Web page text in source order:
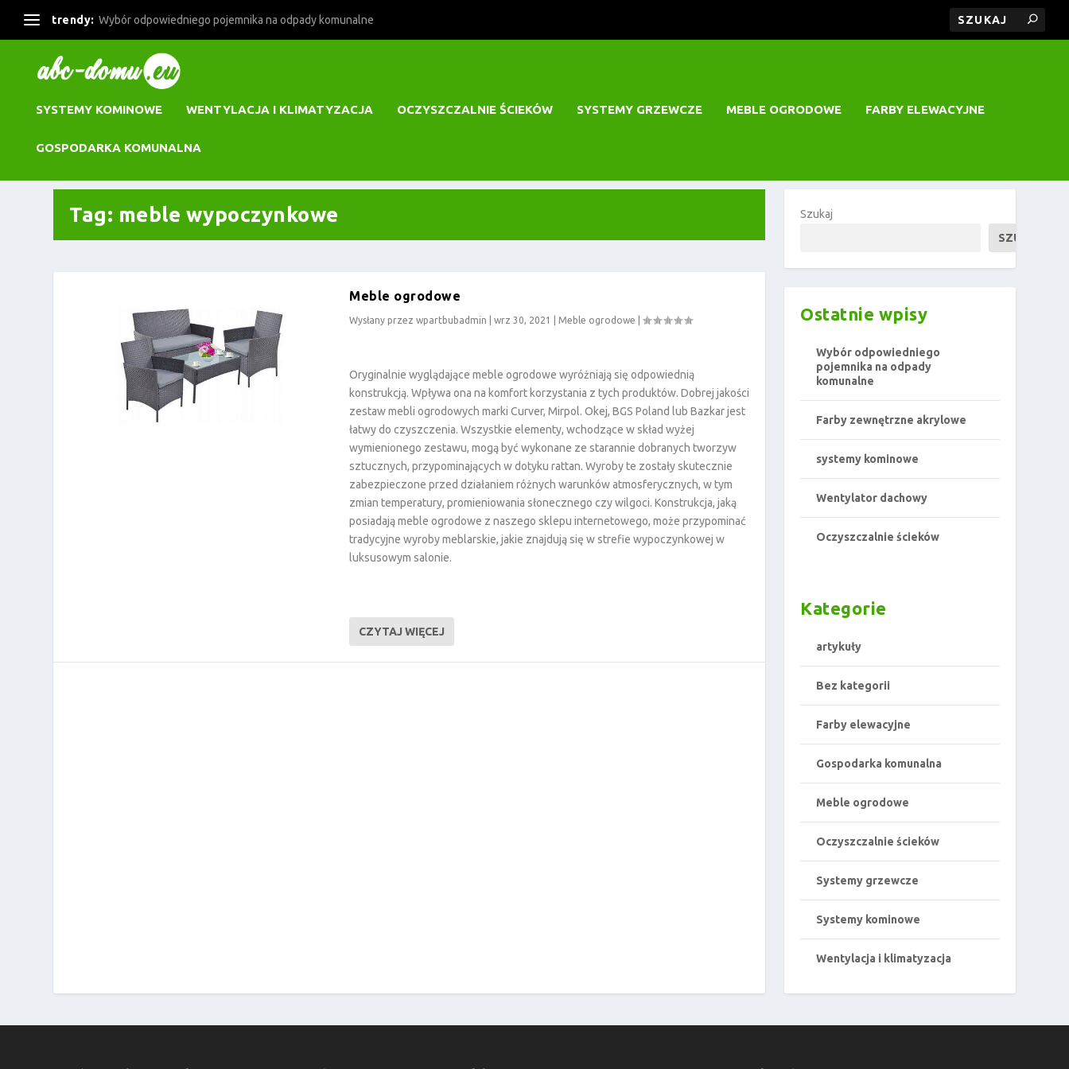
trendy: Wybór odpowiedniego pojemnika na odpady komunalne
SYSTEMY KOMINOWE WENTYLACJA I KLIMATYZACJA OCZYSZCZALNIE ŚCIEKÓW SYSTEMY GRZEWCZE MEBLE OGRODOWE FARBY ELEWACYJNE
GOSPODARKA KOMUNALNA
Tag: meble wypoczynkowe
Meble ogrodowe
Wysłany przezwpartbubadmin |wrz 30, 2021 Meble ogrodowe |
Oryginalnie wyglądające meble ogrodowe wyróżniają się odpowiednią
konstrukcją. Wpływa ona na komfort korzystania z tych produktów. Dobrej jakości
zestaw mebli ogrodowych marki Curver, Mirpol. Okej, BGS Poland lub Bazkar jest
łatwy do czyszczenia. Wszystkie elementy, wchodzące w skład wyżej
wymienionego zestawu, mogą być wykonane ze starannie dobranych tworzyw
sztucznych, przypominających w dotyku rattan. Wyroby te zostały skutecznie
zabezpieczone przed działaniem różnych warunków atmosferycznych, w tym
zmian temperatury, promieniowania słonecznego czy wilgoci. Konstrukcja, jaką
posiadają meble ogrodowe z naszego sklepu internetowego, może przypominać
tradycyjne wyroby meblarskie, jakie znajdują się w strefie wypoczynkowej w
luksusowym salonie.
CZYTAJ WIĘCEJ
Szukaj
SZUKAJ
Ostatnie wpisy
Wybór odpowiedniego
pojemnika na odpady
komunalne
Farby zewnętrzne akrylowe
systemy kominowe
Wentylator dachowy
Oczyszczalnie ścieków
Kategorie
artykuły
Bez kategorii
Farby elewacyjne
Gospodarka komunalna
Meble ogrodowe
Oczyszczalnie ścieków
Systemy grzewcze
Systemy kominowe
Wentylacja i klimatyzacja